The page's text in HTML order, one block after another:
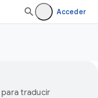
Acceder
traducir